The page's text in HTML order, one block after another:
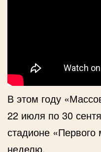
В этом году
22 июля по 30
стадионе
неделю.